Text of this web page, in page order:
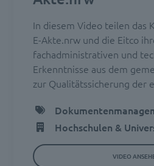
In diesem Video teilen das
E-Akte.nrw und die Eitco
fachadministrativen und
Erkenntnisse aus dem
zur Qualitätssicherung der
Hochschulen &
VIDEO